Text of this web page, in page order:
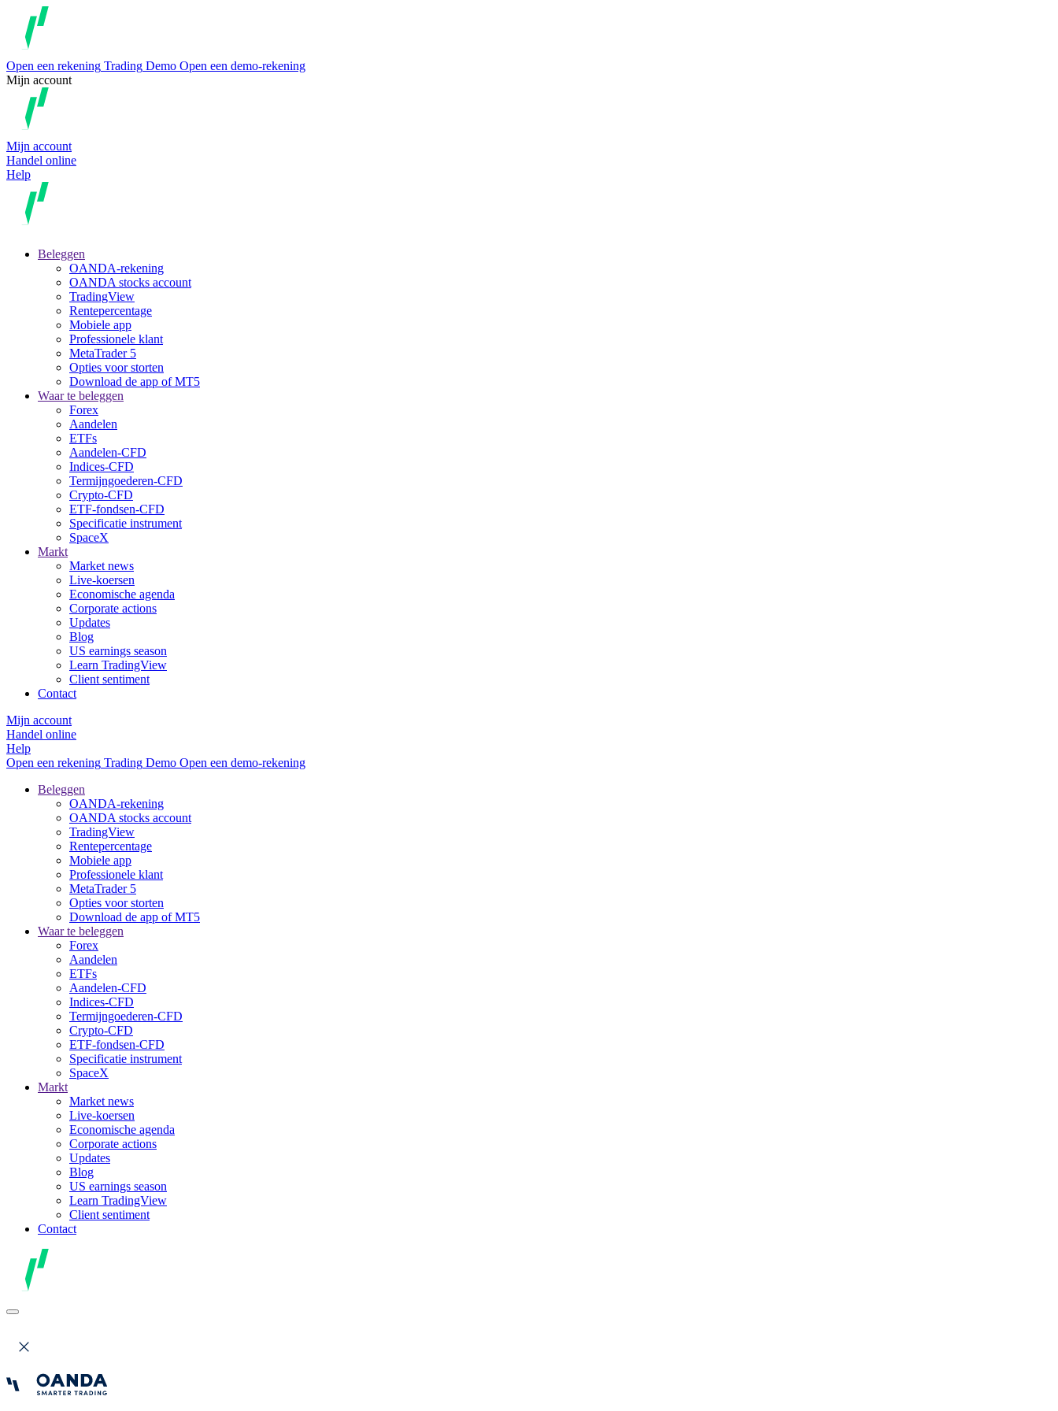
Open een rekening Trading Demo Open een demo-rekening
Mijn account
Mijn account
Handel online
Help
Beleggen
OANDA-rekening
OANDA stocks account
TradingView
Rentepercentage
Mobiele app
Professionele klant
MetaTrader 5
Opties voor storten
Download de app of MT5
Waar te beleggen
Forex
Aandelen
ETFs
Aandelen-CFD
Indices-CFD
Termijngoederen-CFD
Crypto-CFD
ETF-fondsen-CFD
Specificatie instrument
SpaceX
Markt
Market news
Live-koersen
Economische agenda
Corporate actions
Updates
Blog
US earnings season
Learn TradingView
Client sentiment
Contact
Mijn account
Handel online
Help
Open een rekening Trading Demo Open een demo-rekening
Beleggen
OANDA-rekening
OANDA stocks account
TradingView
Rentepercentage
Mobiele app
Professionele klant
MetaTrader 5
Opties voor storten
Download de app of MT5
Waar te beleggen
Forex
Aandelen
ETFs
Aandelen-CFD
Indices-CFD
Termijngoederen-CFD
Crypto-CFD
ETF-fondsen-CFD
Specificatie instrument
SpaceX
Markt
Market news
Live-koersen
Economische agenda
Corporate actions
Updates
Blog
US earnings season
Learn TradingView
Client sentiment
Contact